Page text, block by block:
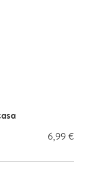
6,99 €